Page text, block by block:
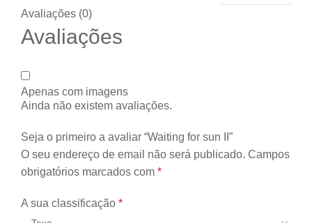
Avaliações (0)
Avaliações
Apenas com imagens
Ainda não existem avaliações.
Seja o primeiro a avaliar “Waiting for sun II”
O seu endereço de email não será publicado. Campos
obrigatórios marcados com *
A sua classificação *